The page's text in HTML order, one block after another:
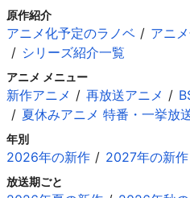
原作紹介
アニメ化予定のラノベ
アニ
シリーズ紹介一覧
アニメ メニュー
新作アニメ 再放送アニメ
夏休みアニメ 特番・一挙放
年別
2026年の新作 2027年の新作
放送期ごと